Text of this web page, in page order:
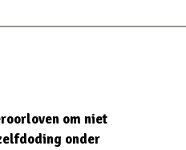
om niet
onder